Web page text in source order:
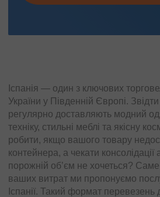
Іспанія — один з ключових
України у Південній Європі.
регулярно доставляють модний
техніку, стильні меблі та якісну
робити, якщо вашого товару
контейнера, а чекати
порожній об’єм не хочеться? Саме
ваших витрат ми пропонуємо
Іспанії. Такий формат